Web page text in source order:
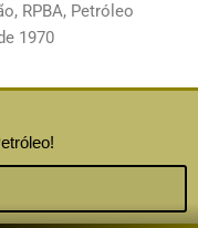
RPBA, Petróleo
1970